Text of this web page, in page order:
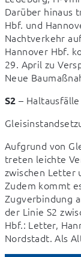
Darüber hinaus
Hbf. und
Nachtverkehr
Hannover Hbf.
29. April zu
Neue
S2 –
Aufgrund von
treten leichte
zwischen Letter
Zudem kommt
Zugverbindung
der Linie S2
Hbf.: Letter,
Nordstadt. Als